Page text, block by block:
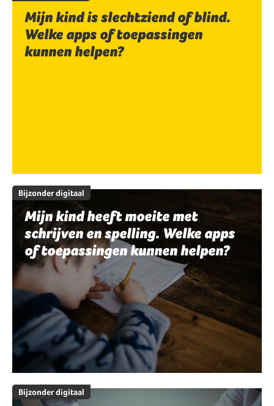
Mijn kind is slechtziend of blind.
Welke apps of toepassingen
kunnen helpen?
Bijzonder digitaal
Mijn kind heeft moeite met
schrijven en spelling. Welke apps
of toepassingen kunnen helpen?
Bijzonder digitaal